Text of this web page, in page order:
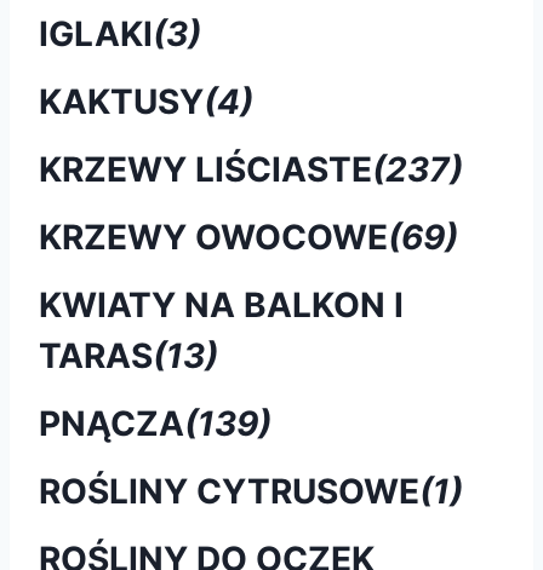
IGLAKI(3)
KAKTUSY(4)
KRZEWY LIŚCIASTE(237)
KRZEWY OWOCOWE(69)
KWIATY NA BALKON I
TARAS(13)
PNĄCZA(139)
ROŚLINY CYTRUSOWE(1)
ROŚLINY DO OCZEK